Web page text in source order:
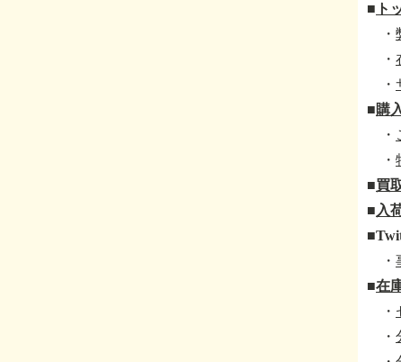
■ ト
・
・
・
■購
・
・
■買
■ 入
■
・
■在
・
・